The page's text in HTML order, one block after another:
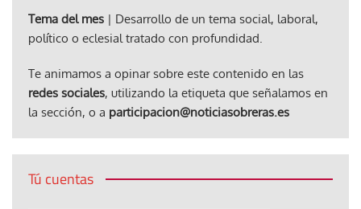
Tema del mes | Desarrollo de un tema social, laboral,
político o eclesial tratado con profundidad.
Te animamos a opinar sobre este contenido en las
redes sociales, utilizando la etiqueta que señalamos en
la sección, o a participacion@noticiasobreras.es
Tú cuentas